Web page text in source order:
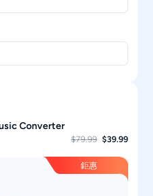
Converter
$79.99 $39.99
鉅惠